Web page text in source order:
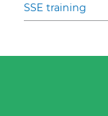
SSE training